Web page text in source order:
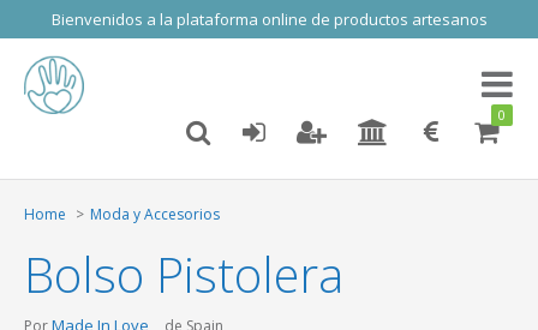
Bienvenidos a la plataforma online de productos artesanos
Toggle
0
Home Moda y Accesorios
Bolso Pistolera
PorMade In Love de Spain